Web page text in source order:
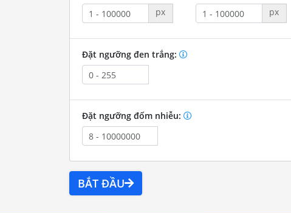
px
px
Đặt ngưỡng đen trắng:
Đặt ngưỡng đốm nhiễu:
BẮT ĐẦU